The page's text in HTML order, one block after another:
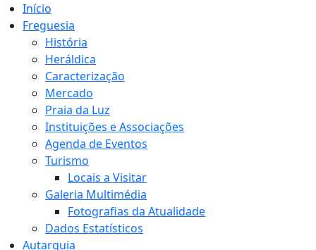
Início
Freguesia
História
Heráldica
Caracterização
Mercado
Praia da Luz
Instituições e Associações
Agenda de Eventos
Turismo
Locais a Visitar
Galeria Multimédia
Fotografias da Atualidade
Dados Estatísticos
Autarquia